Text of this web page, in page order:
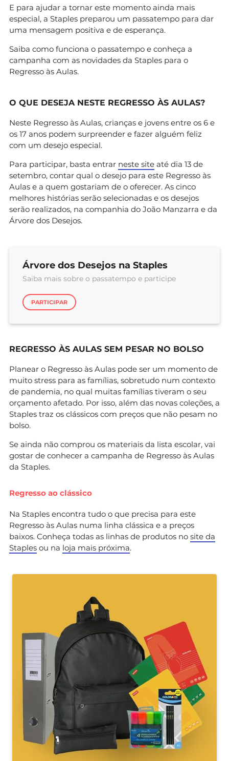
E para ajudar a tornar este momento ainda mais
especial, a Staples preparou um passatempo para dar
uma mensagem positiva e de esperança.
Saiba como funciona o passatempo e conheça a
campanha com as novidades da Staples para o
Regresso às Aulas.
O QUE DESEJA NESTE REGRESSO ÀS AULAS?
Neste Regresso às Aulas, crianças e jovens entre os 6 e
os 17 anos podem surpreender e fazer alguém feliz
com um desejo especial.
Para participar, basta entrar neste site até dia 13 de
setembro, contar qual o desejo para este Regresso às
Aulas e a quem gostariam de o oferecer. As cinco
melhores histórias serão selecionadas e os desejos
serão realizados, na companhia do João Manzarra e da
Árvore dos Desejos.
Árvore dos Desejos na Staples
Saiba mais sobre o passatempo e participe
PARTICIPAR
REGRESSO ÀS AULAS SEM PESAR NO BOLSO
Planear o Regresso às Aulas pode ser um momento de
muito stress para as famílias, sobretudo num contexto
de pandemia, no qual muitas famílias tiveram o seu
orçamento afetado. Por isso, além das novas coleções, a
Staples traz os clássicos com preços que não pesam no
bolso.
Se ainda não comprou os materiais da lista escolar, vai
gostar de conhecer a campanha de Regresso às Aulas
da Staples.
Regresso ao clássico
Na Staples encontra tudo o que precisa para este
Regresso às Aulas numa linha clássica e a preços
baixos. Conheça todas as linhas de produtos no site da
Staples ou na loja mais próxima.